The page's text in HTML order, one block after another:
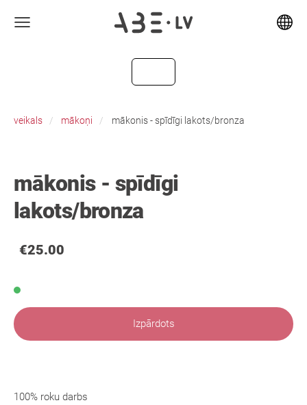
veikals mākoņi mākonis - spīdīgi lakots/bronza
mākonis - spīdīgi
lakots/bronza
€25.00
Izpārdots
100% roku darbs